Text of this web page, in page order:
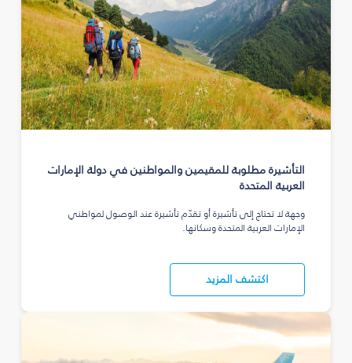
التأشيرة مطلوبة للمقيمين والمواطنين في دولة الإمارات
العربية المتحدة
وجهة لا تحتاج إلى تأشيرة أو تقدّم تأشيرة عند الوصول لمواطني
الإمارات العربية المتحدة وسكانها.
اكتشف المزيد